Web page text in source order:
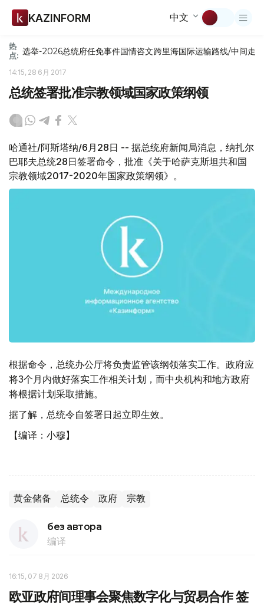
KAZINFORM 中文
热
点: 选举-2026总统府任免事件国情咨文跨里海国际运输路线/中间走廊
14:15, 28 6月 2017
总统签署批准宗教领域国家政策纲领
哈通社/阿斯塔纳/6月28日 -- 据总统府新闻局消息，纳扎尔
巴耶夫总统28日签署命令，批准《关于哈萨克斯坦共和国
宗教领域2017-2020年国家政策纲领》。
根据命令，总统办公厅将负责监管该纲领落实工作。政府应
将3个月内做好落实工作相关计划，而中央机构和地方政府
将根据计划采取措施。
据了解，总统令自签署日起立即生效。
【编译：小穆】
黄金储备 总统令 政府 宗教
без автора
编译
16:15, 07 8月 2026
欧亚政府间理事会聚焦数字化与贸易合作 签